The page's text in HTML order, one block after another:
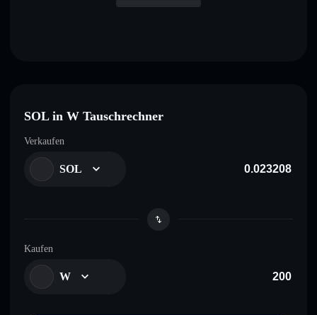
SOL in W Tauschrechner
Verkaufen
SOL
Kaufen
W